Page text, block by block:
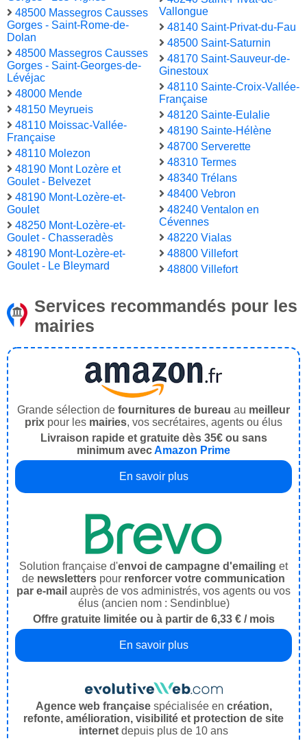
48500 Massegros Causses
Gorges - Saint-Rome-de-
Dolan
48500 Massegros Causses
Gorges - Saint-Georges-de-
Lévéjac
48000 Mende
48150 Meyrueis
48110 Moissac-Vallée-
Française
48110 Molezon
48190 Mont Lozère et
Goulet - Belvezet
48190 Mont-Lozère-et-
Goulet
48250 Mont-Lozère-et-
Goulet - Chasseradès
48190 Mont-Lozère-et-
Goulet - Le Bleymard
Vallongue
48140 Saint-Privat-du-Fau
48500 Saint-Saturnin
48170 Saint-Sauveur-de-
Ginestoux
48110 Sainte-Croix-Vallée-
Française
48120 Sainte-Eulalie
48190 Sainte-Hélène
48700 Serverette
48310 Termes
48340 Trélans
48400 Vebron
48240 Ventalon en
Cévennes
48220 Vialas
48800 Villefort
48800 Villefort
Services recommandés pour les
mairies
Grande sélection de fournitures de bureau au meilleur
prix pour les mairies, vos secrétaires, agents ou élus
Livraison rapide et gratuite dès 35€ ou sans
minimum avecAmazon Prime
En savoir plus
Solution française d'envoi de campagne d'emailing et
de newsletters pour renforcer votre communication
par e-mail auprès de vos administrés, vos agents ou vos
élus (ancien nom : Sendinblue)
Offre gratuite limitée ou à partir de 6,33 € / mois
En savoir plus
Agence web françaisespécialisée en création,
refonte, amélioration, visibilité et protection de site
internet depuis plus de 10 ans